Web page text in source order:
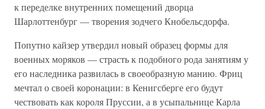
к переделке внутренних помещений дворца
Шарлоттенбург — творения зодчего Кнобельсдорфа.
Попутно кайзер утвердил новый образец формы для
военных моряков — страсть к подобного рода занятиям у
его наследника развилась в своеобразную манию. Фриц
мечтал о своей коронации: в Кенигсберге его будут
чествовать как короля Пруссии, а в усыпальнице Карла